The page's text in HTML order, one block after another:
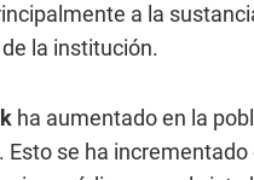
a la
la institución.
ha aumentado en la
se ha